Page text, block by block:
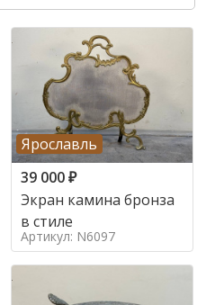
Ярославль
39 000₽
Экран камина бронза
в стиле
Артикул: N6097